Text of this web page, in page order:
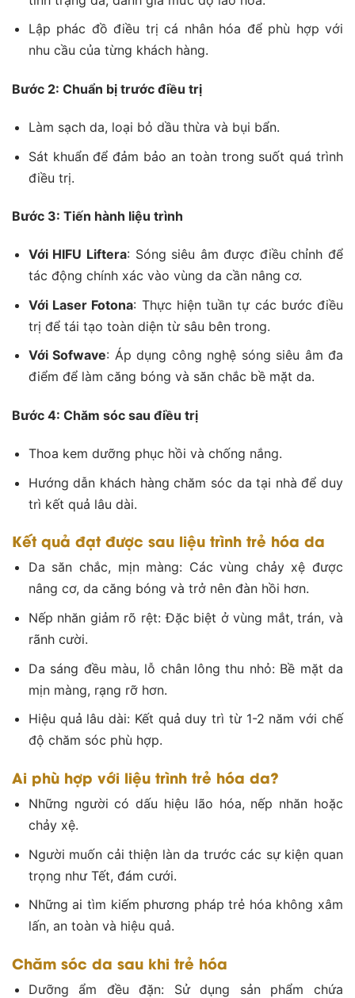
Lập phác đồ điều trị cá nhân hóa để phù hợp với
nhu cầu của từng khách hàng.
Bước 2: Chuẩn bị trước điều trị
Làm sạch da, loại bỏ dầu thừa và bụi bẩn.
Sát khuẩn để đảm bảo an toàn trong suốt quá trình
điều trị.
Bước 3: Tiến hành liệu trình
Với HIFU Liftera: Sóng siêu âm được điều chỉnh để
tác động chính xác vào vùng da cần nâng cơ.
Với Laser Fotona: Thực hiện tuần tự các bước điều
trị để tái tạo toàn diện từ sâu bên trong.
Với Sofwave: Áp dụng công nghệ sóng siêu âm đa
điểm để làm căng bóng và săn chắc bề mặt da.
Bước 4: Chăm sóc sau điều trị
Thoa kem dưỡng phục hồi và chống nắng.
Hướng dẫn khách hàng chăm sóc da tại nhà để duy
trì kết quả lâu dài.
Kết quả đạt được sau liệu trình trẻ hóa da
Da săn chắc, mịn màng: Các vùng chảy xệ được
nâng cơ, da căng bóng và trở nên đàn hồi hơn.
Nếp nhăn giảm rõ rệt: Đặc biệt ở vùng mắt, trán, và
rãnh cười.
Da sáng đều màu, lỗ chân lông thu nhỏ: Bề mặt da
mịn màng, rạng rỡ hơn.
Hiệu quả lâu dài: Kết quả duy trì từ 1-2 năm với chế
độ chăm sóc phù hợp.
Ai phù hợp với liệu trình trẻ hóa da?
Những người có dấu hiệu lão hóa, nếp nhăn hoặc
chảy xệ.
Người muốn cải thiện làn da trước các sự kiện quan
trọng như Tết, đám cưới.
Những ai tìm kiếm phương pháp trẻ hóa không xâm
lấn, an toàn và hiệu quả.
Chăm sóc da sau khi trẻ hóa
Dưỡng ẩm đều đặn: Sử dụng sản phẩm chứa